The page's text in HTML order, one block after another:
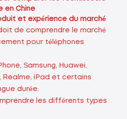
en Chine
et expérience du marché
de comprendre le marché
pour téléphones
Samsung, Huawei,
Realme, iPad et certains
durée.
les différents types